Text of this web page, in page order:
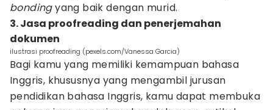
bondingyang baik dengan murid.
3. Jasa proofreading dan penerjemahan
dokumen
ilustrasi proofreading (pexels.com/Vanessa Garcia)
Bagi kamu yang memiliki kemampuan bahasa
Inggris, khususnya yang mengambil jurusan
pendidikan bahasa Inggris, kamu dapat membuka